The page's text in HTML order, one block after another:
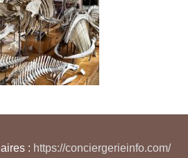
: https://conciergerieinfo.com/